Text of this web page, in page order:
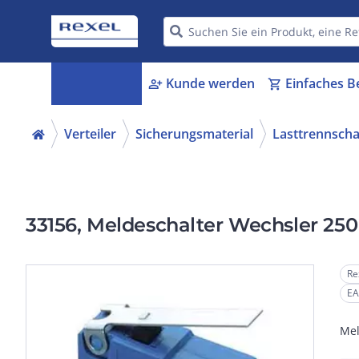
person_add Kunde werden shopping_cart Einfaches
Verteiler Sicherungsmaterial
33156, Meldeschalter Wechsler